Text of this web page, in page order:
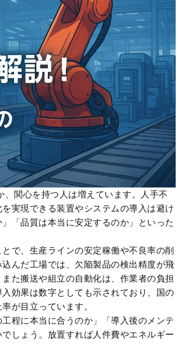
関心を持つ人は増えています。人手不
実現できる装置やシステムの導入は避け
「品質は本当に安定するのか」といった
で、生産ラインの安定稼働や不良率の削
んだ工場では、欠陥製品の検出精度が飛
た搬送や組立の自動化は、作業者の負担
効果は数字としても示されており、国の
が目立っています。
程に本当に合うのか」「導入後のメンテ
しょう。放置すれば人件費やエネルギー